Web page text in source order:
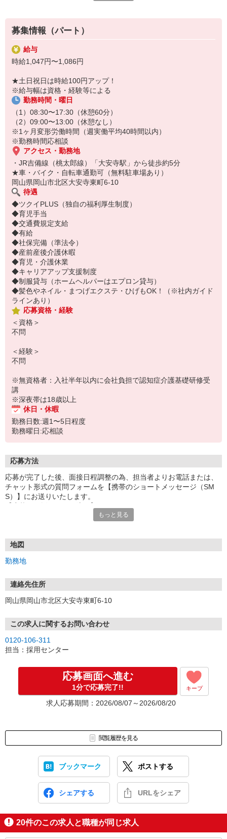
・パートは特別手当の支給あり
★＼サービス・職種の魅力／
「今私たちに求められていることは何だろう」「どんな工夫をした
ら喜んでいただけるだろう」他職種で連携しながら創意工夫し支援
していきます。感謝の言葉を直接いただけたり、信頼関係を築いて
いくことができます。日勤のみで働け介護度も比較的高くないた
募集情報（パート）
給与
時給1,047円〜1,086円
★土日祝日は時給100円アップ！
※給与幅は資格・経験等による
勤務時間・曜日
（1）08:30〜17:30（休憩60分）
（2）09:00〜13:00（休憩なし）
※1ヶ月変形労働時間（週実働平均40時間以内）
※勤務時間応相談
アクセス・勤務地
・JR吉備線（桃太郎線）「大安寺駅」から徒歩約5分
★車・バイク・自転車通勤可（無料駐車場あり）
岡山県岡山市北区大安寺東町6-10
待遇
◆ツクイPLUS（独自の福利厚生制度）
◆育児手当
◆交通費規定支給
◆有給
◆社保完備（準法令）
◆産前産後介護休暇
◆育児・介護休業
◆キャリアアップ支援制度
◆制服貸与（ホームヘルパーはエプロン貸与）
◆髪色やネイル・まつげエクステ・ひげもOK！（※社内ガイド
ラインあり）
応募資格・経験
＜資格＞
不問
＜経験＞
不問
※無資格者：入社半年以内に会社負担で認知症介護基礎研修受
講
※深夜帯は18歳以上
休日・休暇
勤務日数:週1〜5日程度
勤務曜日:応相談
応募方法
応募が完了した後、面接日程調整の為、担当者よりお電話または、
チャット形式の質問フォームを【携帯のショートメッセージ（SM
S）】にお送りいたします。
1.応募…Webもしくはお電話より応募ください。
※実技試験はドライバーの職種のみとなります。
もっと見る
地図
勤務地
連絡先住所
岡山県岡山市北区大安寺東町6-10
この求人に関するお問い合わせ
0120-106-311
担当：採用センター
応募画面へ進む
1分で応募完了!! キープ
求人応募期間：2026/08/07～2026/08/20
閲覧履歴を見る
ブックマーク ポストする
シェアする URLをシェア
20件のこの求人と職種が同じ求人